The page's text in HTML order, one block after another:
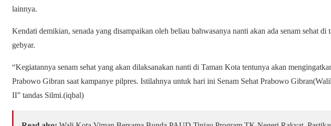
lainnya.
Kendati demikian, senada yang disampaikan oleh beliau bahwasanya nanti akan ada senam sehat di
gebyar.
“Kegiatannya senam sehat yang akan dilaksanakan nanti di Taman Kota tentunya akan
Prabowo Gibran saat kampanye pilpres. Istilahnya untuk hari ini Senam Sehat Prabowo
II” tandas Silmi.(iqbal)